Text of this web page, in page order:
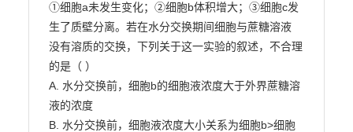
①细胞a未发生变化；②细胞b体积增大；③细胞c发
生了质壁分离。若在水分交换期间细胞与蔗糖溶液
没有溶质的交换，下列关于这一实验的叙述，不合理
的是（ ）
A. 水分交换前，细胞b的细胞液浓度大于外界蔗糖溶
液的浓度
B. 水分交换前，细胞液浓度大小关系为细胞b>细胞